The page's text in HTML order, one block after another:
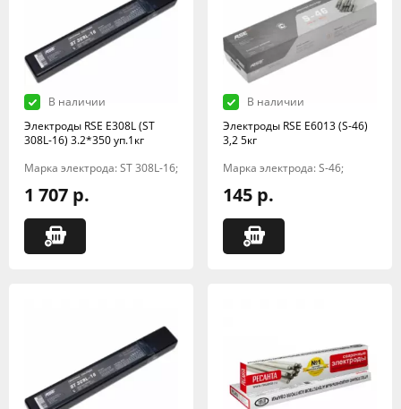
В наличии
Электроды RSE Е308L (ST
308L-16) 3.2*350 уп.1кг
Марка электрода: ST 308L-16;
1 707 р.
В наличии
Электроды RSE Е6013 (S-46)
3,2 5кг
Марка электрода: S-46;
145 р.